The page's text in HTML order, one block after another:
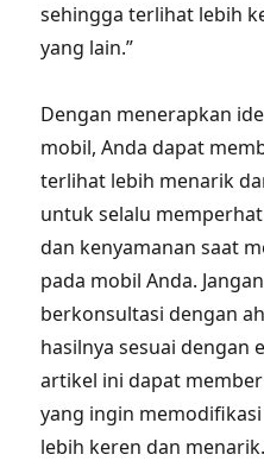
sehingga terlihat lebih
yang lain.”
Dengan menerapkan
mobil, Anda dapat
terlihat lebih menarik
untuk selalu
dan kenyamanan saat
pada mobil Anda.
berkonsultasi dengan
hasilnya sesuai dengan
artikel ini dapat
yang ingin
lebih keren dan menarik.